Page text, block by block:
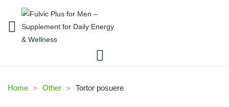
Home Other Tortor posuere